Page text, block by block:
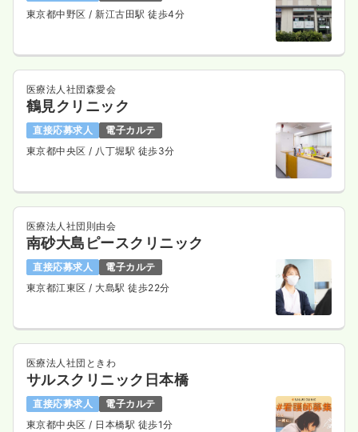
東京都中野区/ 新江古田駅 徒歩4分
医療法人社団森愛会
鶴見クリニック
直接応募求人
電子カルテ
東京都中央区/ 八丁堀駅 徒歩3分
医療法人社団則由会
南砂大島ピースクリニック
直接応募求人
電子カルテ
東京都江東区/ 大島駅 徒歩22分
医療法人社団ときわ
サルスクリニック日本橋
直接応募求人
電子カルテ
東京都中央区/ 日本橋駅 徒歩1分